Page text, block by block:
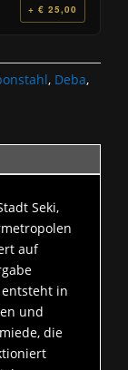
+ € 25,00
, Deba,
Seki,
auf
entsteht in
und
die